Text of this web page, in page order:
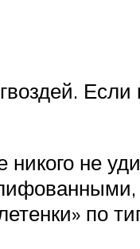
Если
никого не
по